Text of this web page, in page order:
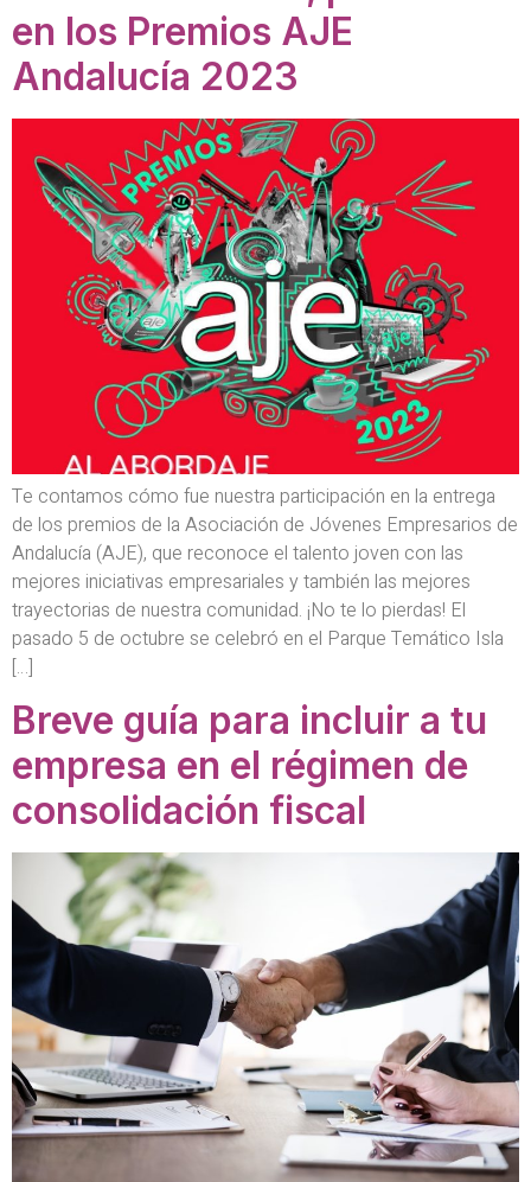
en los Premios AJE
Andalucía 2023
Te contamos cómo fue nuestra participación en la entrega
de los premios de la Asociación de Jóvenes Empresarios de
Andalucía (AJE), que reconoce el talento joven con las
mejores iniciativas empresariales y también las mejores
trayectorias de nuestra comunidad. ¡No te lo pierdas! El
pasado 5 de octubre se celebró en el Parque Temático Isla
[…]
Breve guía para incluir a tu
empresa en el régimen de
consolidación fiscal